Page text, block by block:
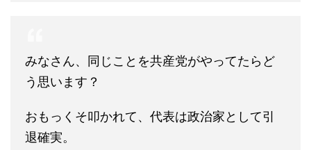
みなさん、同じことを共産党がやってたらど
う思います？
おもっくそ叩かれて、代表は政治家として引
退確実。